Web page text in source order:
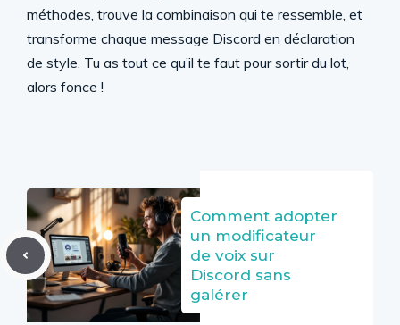
méthodes, trouve la combinaison qui te ressemble, et
transforme chaque message Discord en déclaration
de style. Tu as tout ce qu’il te faut pour sortir du lot,
alors fonce !
Comment adopter
un modificateur
de voix sur
Discord sans
galérer